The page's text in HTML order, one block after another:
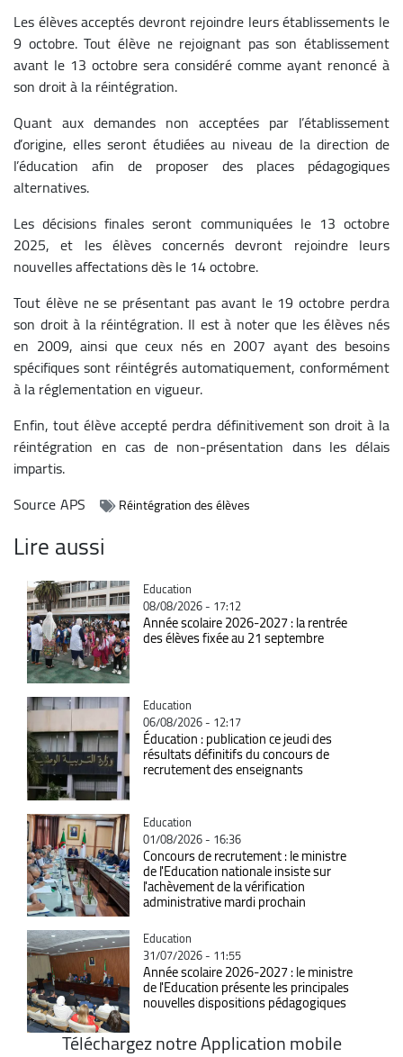
Les élèves acceptés devront rejoindre leurs établissements le
9 octobre. Tout élève ne rejoignant pas son établissement
avant le 13 octobre sera considéré comme ayant renoncé à
son droit à la réintégration.
Quant aux demandes non acceptées par l’établissement
d’origine, elles seront étudiées au niveau de la direction de
l’éducation afin de proposer des places pédagogiques
alternatives.
Les décisions finales seront communiquées le 13 octobre
2025, et les élèves concernés devront rejoindre leurs
nouvelles affectations dès le 14 octobre.
Tout élève ne se présentant pas avant le 19 octobre perdra
son droit à la réintégration. Il est à noter que les élèves nés
en 2009, ainsi que ceux nés en 2007 ayant des besoins
spécifiques sont réintégrés automatiquement, conformément
à la réglementation en vigueur.
Enfin, tout élève accepté perdra définitivement son droit à la
réintégration en cas de non-présentation dans les délais
impartis.
SourceAPS Réintégration des élèves
Lire aussi
Catégorie
Education
08/08/2026 - 17:12
Année scolaire 2026-2027 : la rentrée
des élèves fixée au 21 septembre
Catégorie
Education
06/08/2026 - 12:17
Éducation : publication ce jeudi des
résultats définitifs du concours de
recrutement des enseignants
Catégorie
Education
01/08/2026 - 16:36
Concours de recrutement : le ministre
de l'Education nationale insiste sur
l'achèvement de la vérification
administrative mardi prochain
Catégorie
Education
31/07/2026 - 11:55
Année scolaire 2026-2027 : le ministre
de l'Education présente les principales
nouvelles dispositions pédagogiques
Téléchargez notre Application mobile